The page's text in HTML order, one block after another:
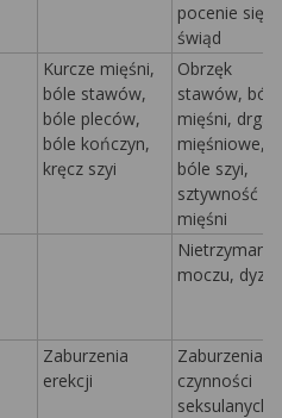
pocenie się,
świąd
Kurcze mięśni,
bóle stawów,
bóle pleców,
bóle kończyn,
kręcz szyi
Obrzęk
stawów, bóle
mięśni,
mięśniowe,
bóle szyi,
sztywność
mięśni
Nietrzymanie
moczu,
Zaburzenia
erekcji
Zaburzenia
czynności
seksulanych,